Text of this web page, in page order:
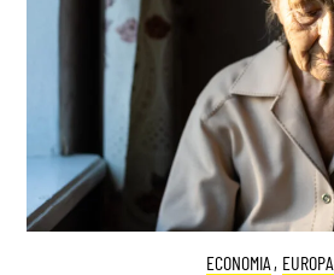
ECONOMIA , EUROPA